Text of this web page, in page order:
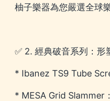
柚子樂器為您嚴選全球
✅ 2. 經典破音系列：形
* Ibanez TS9 Tube
* MESA Grid Slammer